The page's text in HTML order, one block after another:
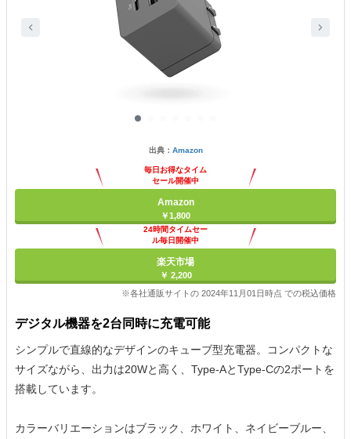
出典： Amazon
毎日お得なタイム
セール開催中
Amazon
￥1,800
24時間タイムセー
ル毎日開催中
楽天市場
￥ 2,200
※各社通販サイトの 2024年11月01日時点 での税込価格
デジタル機器を2台同時に充電可能
シンプルで直線的なデザインのキューブ型充電器。コンパクトな
サイズながら、出力は20Wと高く、Type-AとType-Cの2ポートを
搭載しています。
カラーバリエーションはブラック、ホワイト、ネイビーブルー、